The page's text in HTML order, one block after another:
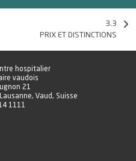
3.3
PRIX ET DISTINCTIONS
hospitalier
vaudois
21
Vaud, Suisse
1111